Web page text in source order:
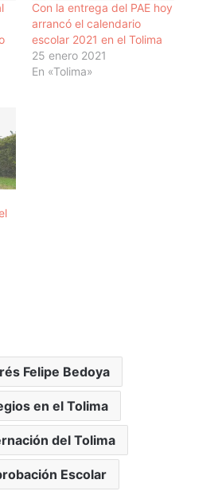
Con la entrega del PAE hoy
arrancó el calendario
escolar 2021 en el Tolima
25 enero 2021
En «Tolima»
Felipe Bedoya
en el Tolima
del Tolima
Escolar